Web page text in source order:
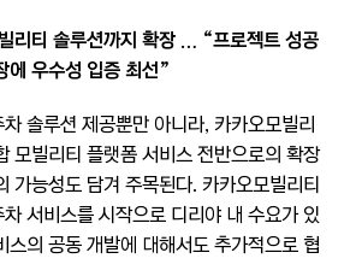
리티 솔루션까지 확장 … “프로젝트 성공
에 우수성 입증 최선”
솔루션 제공뿐만 아니라, 카카오모빌리
모빌리티 플랫폼 서비스 전반으로의 확장
가능성도 담겨 주목된다. 카카오모빌리티
서비스를 시작으로 디리야 내 수요가 있
스의 공동 개발에 대해서도 추가적으로 협